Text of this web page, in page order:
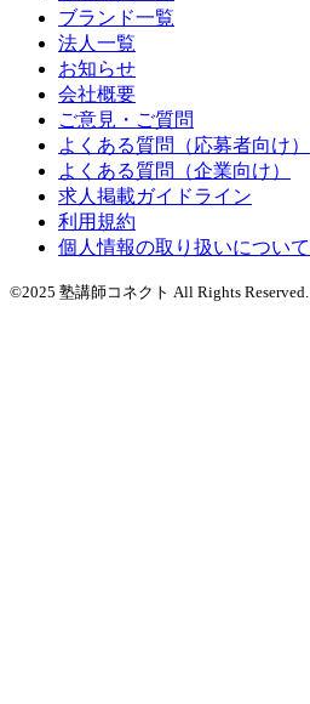
ブランド一覧
法人一覧
お知らせ
会社概要
ご意見・ご質問
よくある質問（応募者向け）
よくある質問（企業向け）
求人掲載ガイドライン
利用規約
個人情報の取り扱いについて
©2025 塾講師コネクト All Rights Reserved.